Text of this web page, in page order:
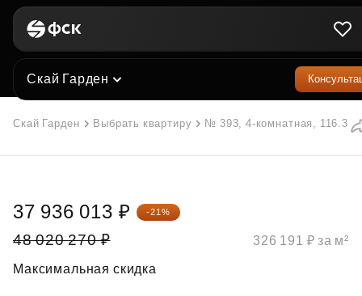
Скай Гарден
Скай Гарден Выбрать квартиру № 393, 4-комнатная, 116.3
48 020 270 ₽
37 936 013 ₽ -21%
Максимальная скидка
326 191 ₽ за м²